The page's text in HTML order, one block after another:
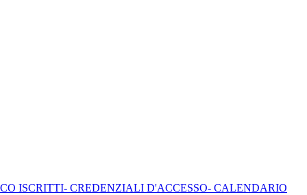
ISCRITTI- CREDENZIALI D'ACCESSO- CALENDARIO